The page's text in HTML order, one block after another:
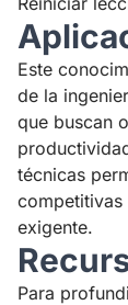
Este
de la
que buscan
técnicas
competitivas
exigente.
Para